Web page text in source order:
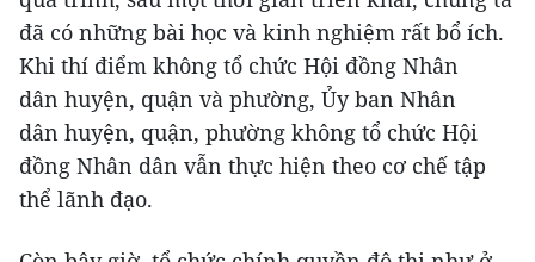
đã có những bài học và kinh nghiệm rất bổ ích.
Khi thí điểm không tổ chức Hội đồng Nhân
dân huyện, quận và phường, Ủy ban Nhân
dân huyện, quận, phường không tổ chức Hội
đồng Nhân dân vẫn thực hiện theo cơ chế tập
thể lãnh đạo.